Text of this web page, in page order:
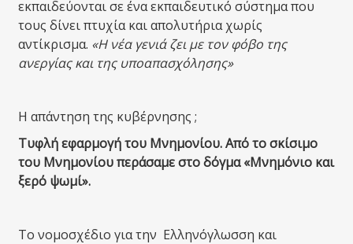
εκπαιδεύονται σε ένα εκπαιδευτικό σύστημα που
τους δίνει πτυχία και απολυτήρια χωρίς
αντίκρισμα. «Η νέα γενιά ζει με τον φόβο της
ανεργίας και της υποαπασχόλησης»
Η απάντηση της κυβέρνησης ;
Τυφλή εφαρμογή του Μνημονίου. Από το σκίσιμο
του Μνημονίου περάσαμε στο δόγμα «Μνημόνιο και
ξερό ψωμί».
Το νομοσχέδιο για την Ελληνόγλωσση και